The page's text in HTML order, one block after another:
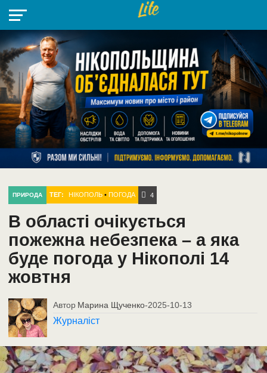
НІКОПОЛЬ
РАЙОН
СІЧЕСЛАВСЬКА
УКРАЇНА
РЕТРО
НІКОПОЛЬ
ЛАЙТ
УКРАЇНА
ДОПОМОГА
РАДІО
ПРИРОДА ТЕГ: НІКОПОЛЬ• ПОГОДА 4
В області очікується
пожежна небезпека – а яка
буде погода у Нікополі 14
жовтня
Автор Марина Щученко-2025-10-13
Журналіст